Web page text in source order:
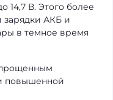
14,7 В. Этого более
зарядки АКБ и
в темное время
повышенной